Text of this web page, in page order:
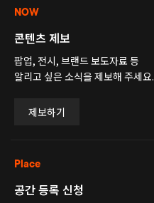
NOW
콘텐츠 제보
팝업, 전시, 브랜드 보도자료 등
알리고 싶은 소식을 제보해 주세요.
제보하기
Place
공간 등록 신청